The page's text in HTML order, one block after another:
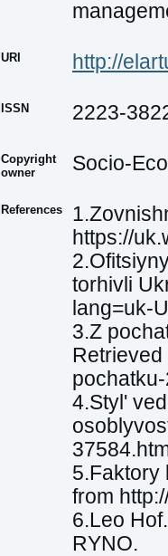
URI http://
ISSN 2223-
Copyright
owner
Socio-
References
https://
torhivli
lang=uk-
3.Z
4.Stylʹ
5.Faktory
from
6.Leo
RYNO.